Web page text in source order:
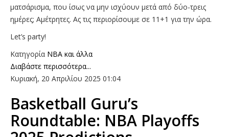
ματσάρισμα, που ίσως να μην ισχύουν μετά από δύο-τρεις
ημέρες; Αμέτρητες. Ας τις περιορίσουμε σε 11+1 για την ώρα.
Let’s party!
Κατηγορία NBA και άλλα
Διαβάστε περισσότερα...
Κυριακή, 20 Απριλίου 2025 01:04
Basketball Guru’s
Roundtable: NBA Playoffs